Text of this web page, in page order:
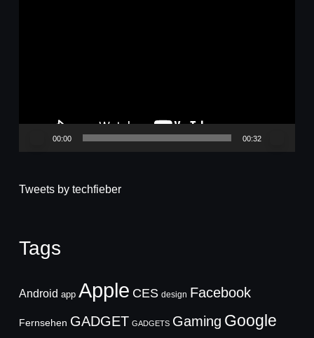
00:00 00:32
Tweets by techfieber
Tags
Android app Apple CES design Facebook
Fernsehen GADGET GADGETS Gaming Google